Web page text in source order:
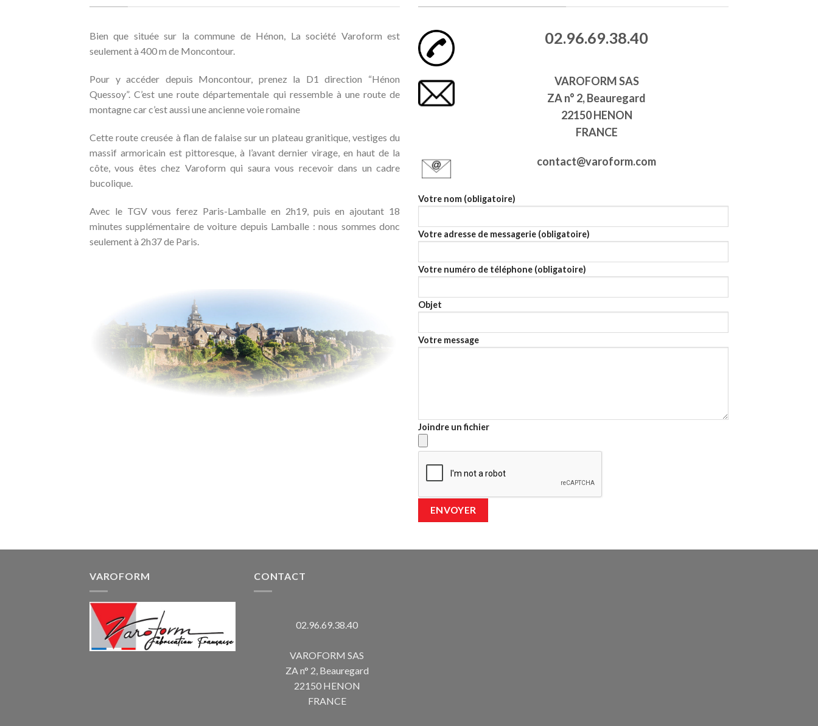
Bien que située sur la commune de Hénon, La société Varoform est
seulement à 400 m de Moncontour.
Pour y accéder depuis Moncontour, prenez la D1 direction “Hénon
Quessoy”. C’est une route départementale qui ressemble à une route de
montagne car c’est aussi une ancienne voie romaine
Cette route creusée à flan de falaise sur un plateau granitique, vestiges du
massif armoricain est pittoresque, à l’avant dernier virage, en haut de la
côte, vous êtes chez Varoform qui saura vous recevoir dans un cadre
bucolique.
Avec le TGV vous ferez Paris-Lamballe en 2h19, puis en ajoutant 18
minutes supplémentaire de voiture depuis Lamballe : nous sommes donc
seulement à 2h37 de Paris.
02.96.69.38.40
VAROFORM SAS
ZA n° 2, Beauregard
22150 HENON
FRANCE
contact@varoform.com
Votre nom (obligatoire)
Votre adresse de messagerie (obligatoire)
Votre numéro de téléphone (obligatoire)
Objet
Votre message
Joindre un fichier
VAROFORM CONTACT
02.96.69.38.40
VAROFORM SAS
ZA n° 2, Beauregard
22150 HENON
FRANCE